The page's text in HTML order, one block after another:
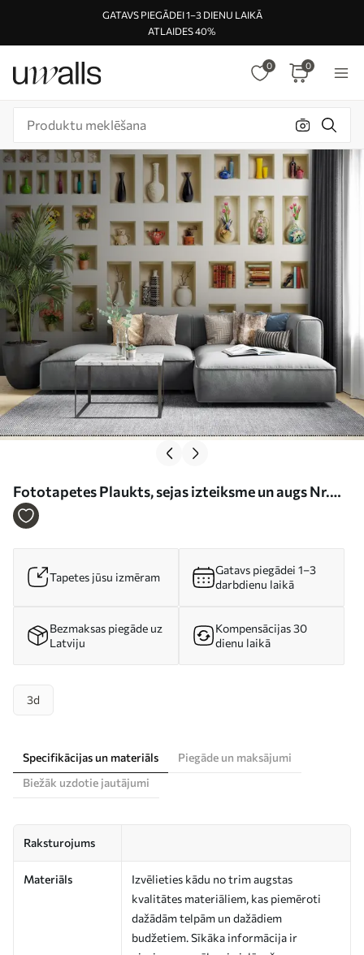
GATAVS PIEGĀDEI 1–3 DIENU LAIKĀ
ATLAIDES 40%
0 0
Fototapetes Plaukts, sejas izteiksme un augs Nr.
u66450
Tapetes jūsu izmēram
Gatavs piegādei 1–3
darbdienu laikā
Bezmaksas piegāde uz
Latviju
Kompensācijas 30
dienu laikā
3d
Specifikācijas un materiāls
Piegāde un maksājumi
Biežāk uzdotie jautājumi
Raksturojums
Materiāls
Izvēlieties kādu no trim augstas
kvalitātes materiāliem, kas piemēroti
dažādām telpām un dažādiem
budžetiem. Sīkāka informācija ir